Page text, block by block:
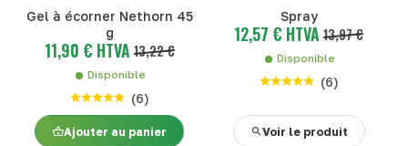
Gel à écorner Nethorn 45
g
11,90 € HTVA 13,22 €
Disponible
(6)
Ajouter au panier
Spray
12,57 € HTVA 13,97 €
Disponible
(6)
Voir le produit